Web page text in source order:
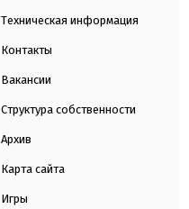
Техническая информация
Контакты
Вакансии
Структура собственности
Архив
Карта сайта
Игры